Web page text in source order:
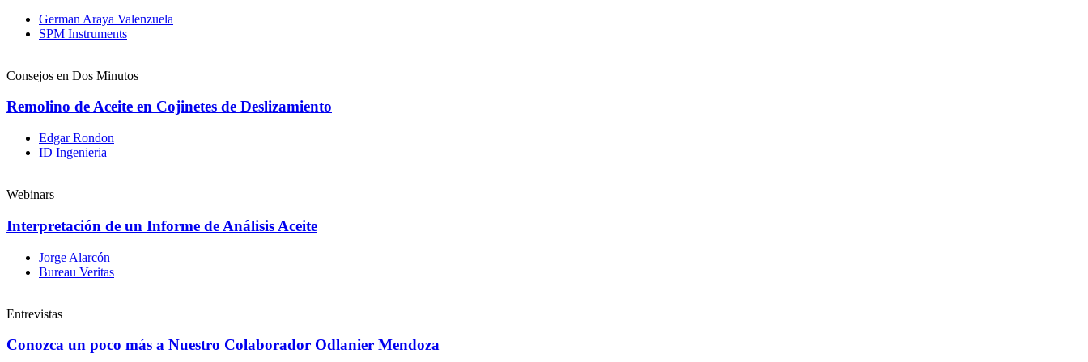
German Araya Valenzuela
SPM Instruments
Consejos en Dos Minutos
Remolino de Aceite en Cojinetes de Deslizamiento
Edgar Rondon
ID Ingenieria
Webinars
Interpretación de un Informe de Análisis Aceite
Jorge Alarcón
Bureau Veritas
Entrevistas
Conozca un poco más a Nuestro Colaborador Odlanier Mendoza